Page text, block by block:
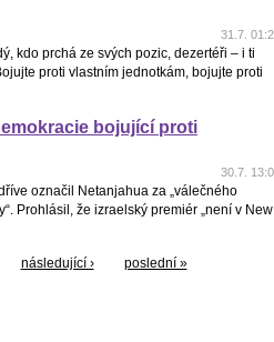
31.7.
kdo prchá ze svých pozic, dezertéři – i ti
proti vlastním jednotkám, bojujte proti
bojující proti
30.7.
označil Netanjahua za „válečného
Prohlásil, že izraelský premiér „není v New
následující › poslední »